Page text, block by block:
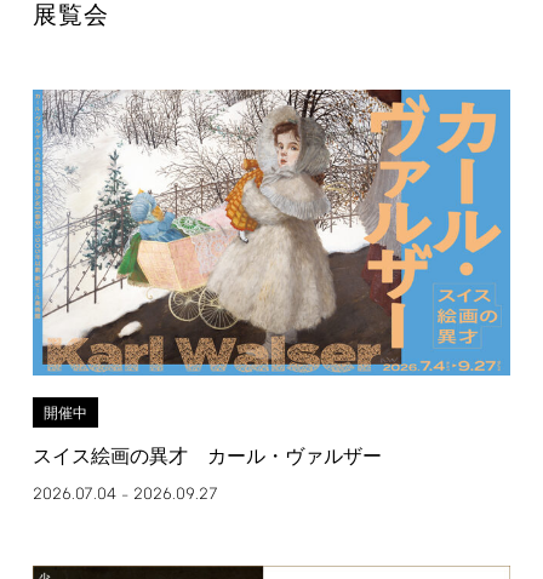
展覧会
開催中
スイス絵画の異才 カール・ヴァルザー
2026.07.04– 2026.09.27